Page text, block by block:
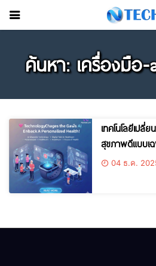
ค้นหา: เครื่องมือ-
เทคโนโลยีเป
สุขภาพดีแบบเ
04 ธ.ค.